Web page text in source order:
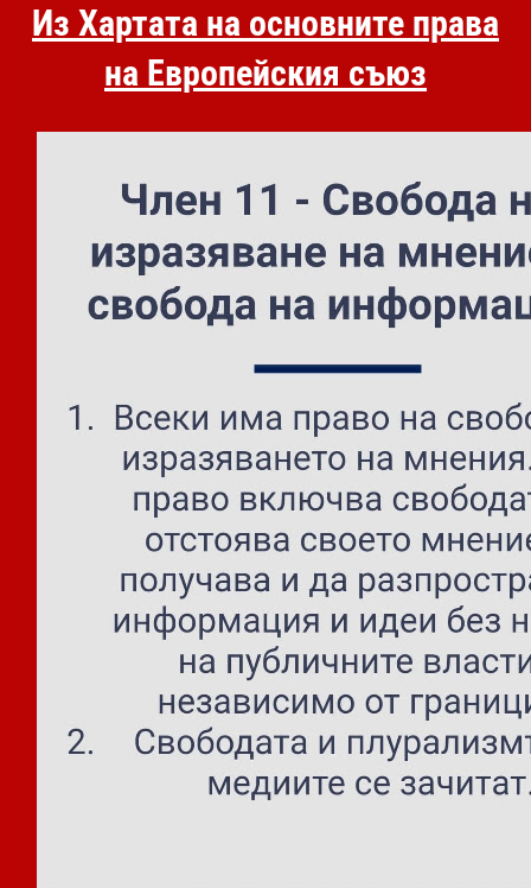
Из Хартата на основните права
на Европейския съюз